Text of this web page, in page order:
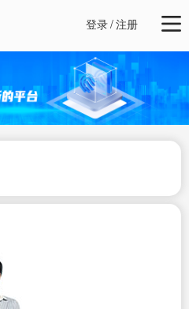
登录/注册